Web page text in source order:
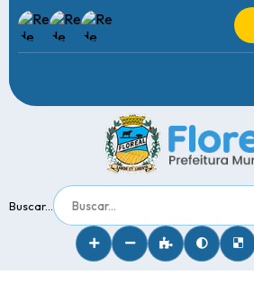
Buscar...